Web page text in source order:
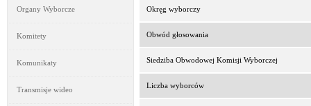
Organy Wyborcze
Komitety
Komunikaty
Transmisje wideo
Okręg wyborczy
Obwód głosowania
Siedziba Obwodowej Komisji Wyborczej
Liczba wyborców